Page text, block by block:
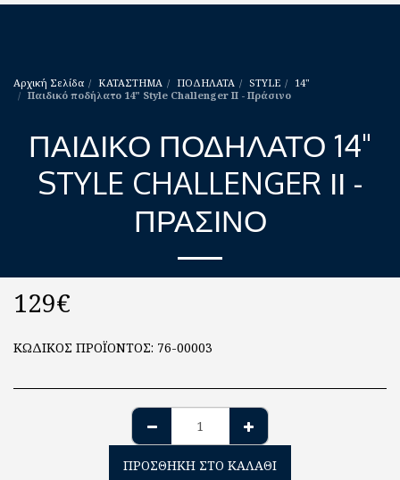
Αρχική Σελίδα ΚΑΤΑΣΤΗΜΑ ΠΟΔΗΛΑΤΑ STYLE
14"
Παιδικό ποδήλατο 14" Style Challenger ΙΙ - Πράσινο
ΠΑΙΔΙΚΌ ΠΟΔΉΛΑΤΟ 14"
STYLE CHALLENGER ΙΙ -
ΠΡΆΣΙΝΟ
129€
ΚΩΔΙΚΟΣ ΠΡΟΪΟΝΤΟΣ: 76-00003
ΠΡΟΣΘΉΚΗ ΣΤΟ ΚΑΛΆΘΙ